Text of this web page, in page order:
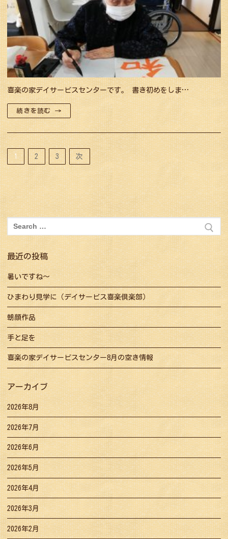
喜楽の家デイサービスセンターです。 書き初めをしま…
続きを読む →
投
稿
ナ
ビ
ゲ
ー
シ
ョ
ン
1 2 3 次
検
索:
最近の投稿
暑いですね～
ひまわり見学に（デイサービス喜楽倶楽部）
朝顔作品
手と足を
喜楽の家デイサービスセンター8月の空き情報
アーカイブ
2026年8月
2026年7月
2026年6月
2026年5月
2026年4月
2026年3月
2026年2月